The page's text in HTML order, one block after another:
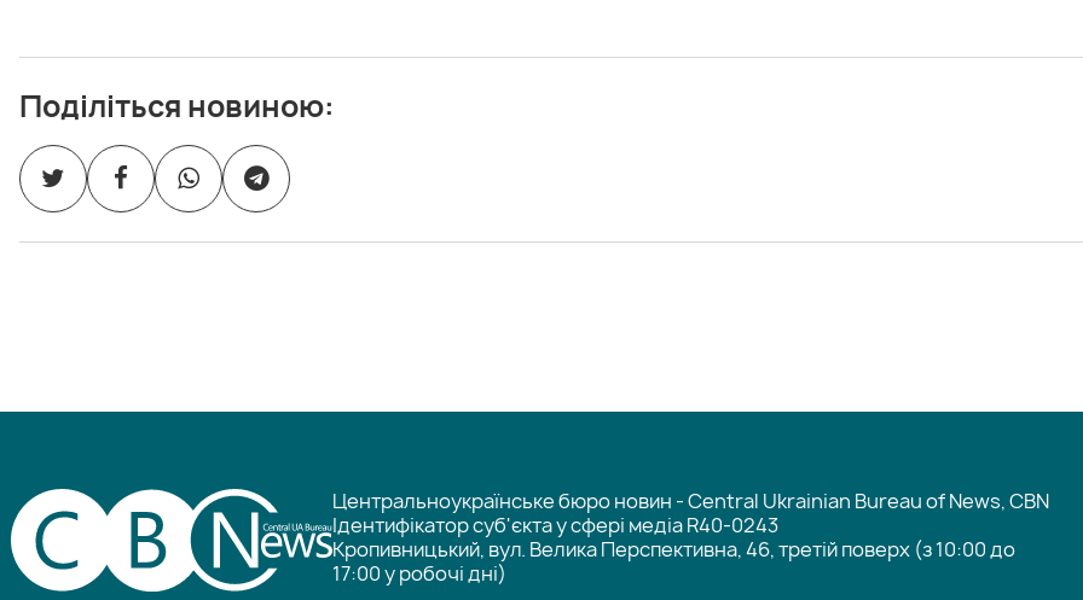
Поділіться новиною:
Центральноукраїнське бюро новин - Central Ukrainian Bureau of News, CBN
Ідентифікатор суб'єкта у сфері медіа R40-0243
Кропивницький, вул. Велика Перспективна, 46, третій поверх (з 10:00 до
17:00 у робочі дні)